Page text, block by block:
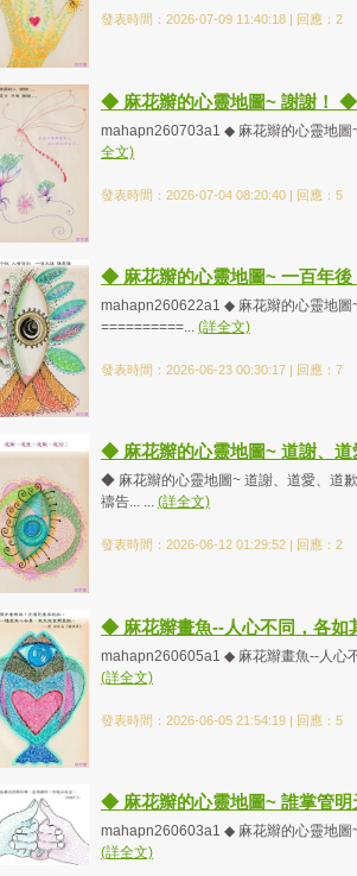
發表時間：2026-07-09 11:40:18 | 回應：2
◆ 麻花辮的心靈地圖~ 謝謝！ ◆
mahapn260703a1 ◆ 麻花辮的心靈地圖
全文)
發表時間：2026-07-04 08:20:40 | 回應：5
◆ 麻花辮的心靈地圖~ 一百年
mahapn260622a1 ◆ 麻花辮的心靈地
==========... (詳全文)
發表時間：2026-06-23 00:30:17 | 回應：7
◆ 麻花辮的心靈地圖~ 道謝、
◆ 麻花辮的心靈地圖~ 道謝、道愛、道
禱告... ... (詳全文)
發表時間：2026-06-12 01:29:52 | 回應：2
◆ 麻花辮畫魚--人心不同，各
mahapn260605a1 ◆ 麻花辮畫魚--人心
(詳全文)
發表時間：2026-06-05 21:54:19 | 回應：5
◆ 麻花辮的心靈地圖~ 誰掌管
mahapn260603a1 ◆ 麻花辮的心靈地
(詳全文)